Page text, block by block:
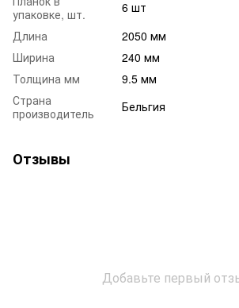
упаковке, шт.
6 шт
Длина
2050 мм
Ширина
240 мм
Толщина мм
9.5 мм
Страна
производитель
Бельгия
Отзывы
Добавьте первый